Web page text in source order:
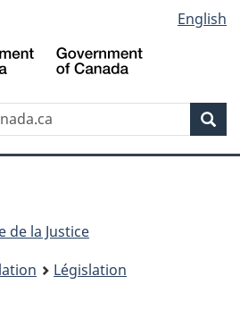
au
contenu
propos
de
la
HTML
simplifiée
English
de la Justice
Législation